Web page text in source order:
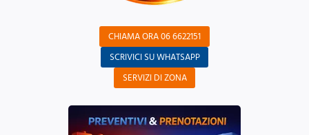
CHIAMA ORA 06 6622151
SCRIVICI SU WHATSAPP
SERVIZI DI ZONA